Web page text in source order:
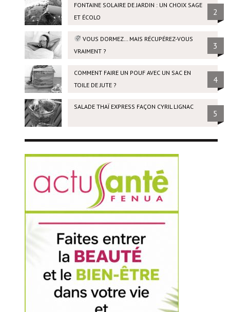
FONTAINE SOLAIRE DE JARDIN : UN CHOIX SAGE
ET ÉCOLO
2
VOUS DORMEZ… MAIS RÉCUPÉREZ-VOUS
VRAIMENT ?
3
COMMENT FAIRE UN POUF AVEC UN SAC EN
TOILE DE JUTE ?
4
SALADE THAÏ EXPRESS FAÇON CYRIL LIGNAC
5